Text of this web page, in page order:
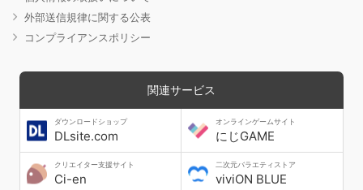
外部送信規律に関する公表
コンプライアンスポリシー
関連サービス
ダウンロードショップ
DLsite.com
オンラインゲームサイト
にじGAME
クリエイター支援サイト
Ci-en
二次元バラエティストア
viviON BLUE